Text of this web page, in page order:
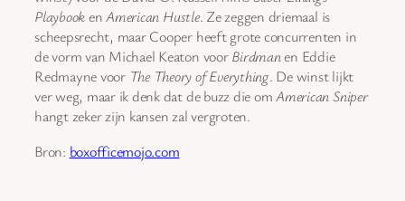
PlaybookenAmerican Hustle. Ze zeggen driemaal is
scheepsrecht, maar Cooper heeft grote concurrenten in
de vorm van Michael Keaton voorBirdmanen Eddie
Redmayne voor The Theory of Everything. De winst lijkt
ver weg, maar ik denk dat de buzz die omAmerican Sniper
hangt zeker zijn kansen zal vergroten.
Bron: boxofficemojo.com